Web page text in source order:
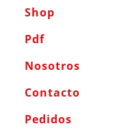
Shop
Pdf
Nosotros
Contacto
Pedidos